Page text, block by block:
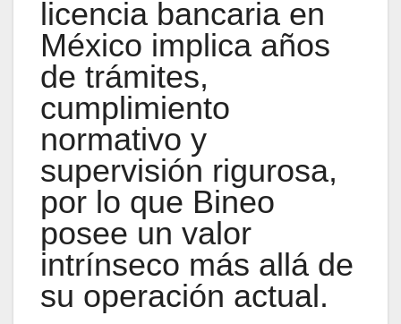
licencia bancaria en
México implica años
de trámites,
cumplimiento
normativo y
supervisión rigurosa,
por lo que Bineo
posee un valor
intrínseco más allá de
su operación actual.